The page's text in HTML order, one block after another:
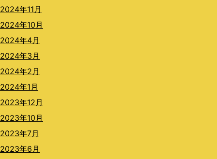
2024年11月
2024年10月
2024年4月
2024年3月
2024年2月
2024年1月
2023年12月
2023年10月
2023年7月
2023年6月